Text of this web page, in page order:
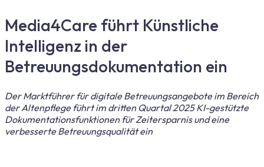
Media4Care führt Künstliche
Intelligenz in der
Betreuungsdokumentation ein
Der Marktführer für digitale Betreuungsangebote im Bereich
der Altenpflege führt im dritten Quartal 2025 KI-gestützte
Dokumentationsfunktionen für Zeitersparnis und eine
verbesserte Betreuungsqualität ein